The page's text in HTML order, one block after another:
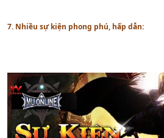
7. Nhiều sự kiện phong phú, hấp dẫn: